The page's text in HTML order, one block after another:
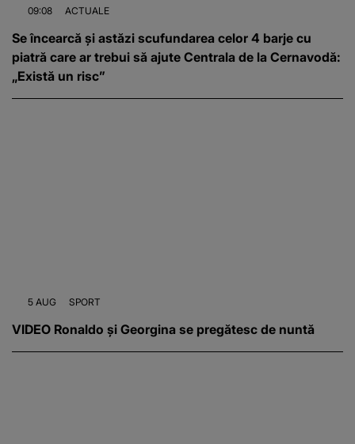
09:08 ACTUALE
Se încearcă și astăzi scufundarea celor 4 barje cu
piatră care ar trebui să ajute Centrala de la Cernavodă:
„Există un risc”
5 AUG SPORT
VIDEO Ronaldo și Georgina se pregătesc de nuntă